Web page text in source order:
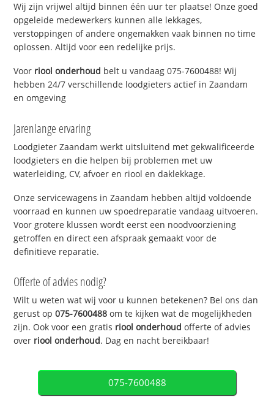
Wij zijn vrijwel altijd binnen één uur ter plaatse! Onze goed
opgeleide medewerkers kunnen alle lekkages,
verstoppingen of andere ongemakken vaak binnen no time
oplossen. Altijd voor een redelijke prijs.
Voor riool onderhoud belt u vandaag 075-7600488! Wij
hebben 24/7 verschillende loodgieters actief in Zaandam
en omgeving
Jarenlange ervaring
Loodgieter Zaandam werkt uitsluitend met gekwalificeerde
loodgieters en die helpen bij problemen met uw
waterleiding, CV, afvoer en riool en daklekkage.
Onze servicewagens in Zaandam hebben altijd voldoende
voorraad en kunnen uw spoedreparatie vandaag uitvoeren.
Voor grotere klussen wordt eerst een noodvoorziening
getroffen en direct een afspraak gemaakt voor de
definitieve reparatie.
Offerte of advies nodig?
Wilt u weten wat wij voor u kunnen betekenen? Bel ons dan
gerust op075-7600488 om te kijken wat de mogelijkheden
zijn. Ook voor een gratis riool onderhoud offerte of advies
over riool onderhoud. Dag en nacht bereikbaar!
075-7600488